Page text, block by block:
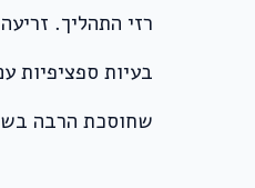
רזי התהליך.
בעיות ספציפיות
שחוסכת הרבה